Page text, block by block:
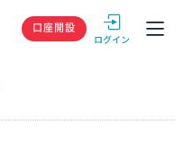
GMOクリック
口座開設